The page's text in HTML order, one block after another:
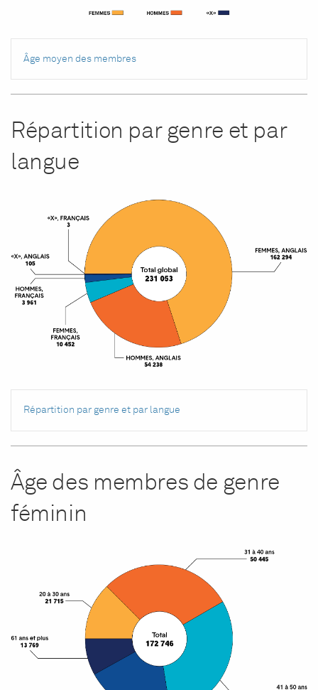
Âge moyen des membres
Répartition par genre et par
langue
Répartition par genre et par langue
Âge des membres de genre
féminin